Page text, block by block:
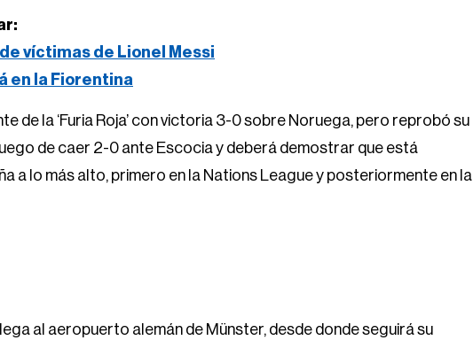
víctimas de Lionel Messi
en la Fiorentina
de la ‘Furia Roja’ con victoria 3-0 sobre Noruega, pero reprobó su
de caer 2-0 ante Escocia y deberá demostrar que está
a lo más alto, primero en la Nations League y posteriormente en la
al aeropuerto alemán de Münster, desde donde seguirá su